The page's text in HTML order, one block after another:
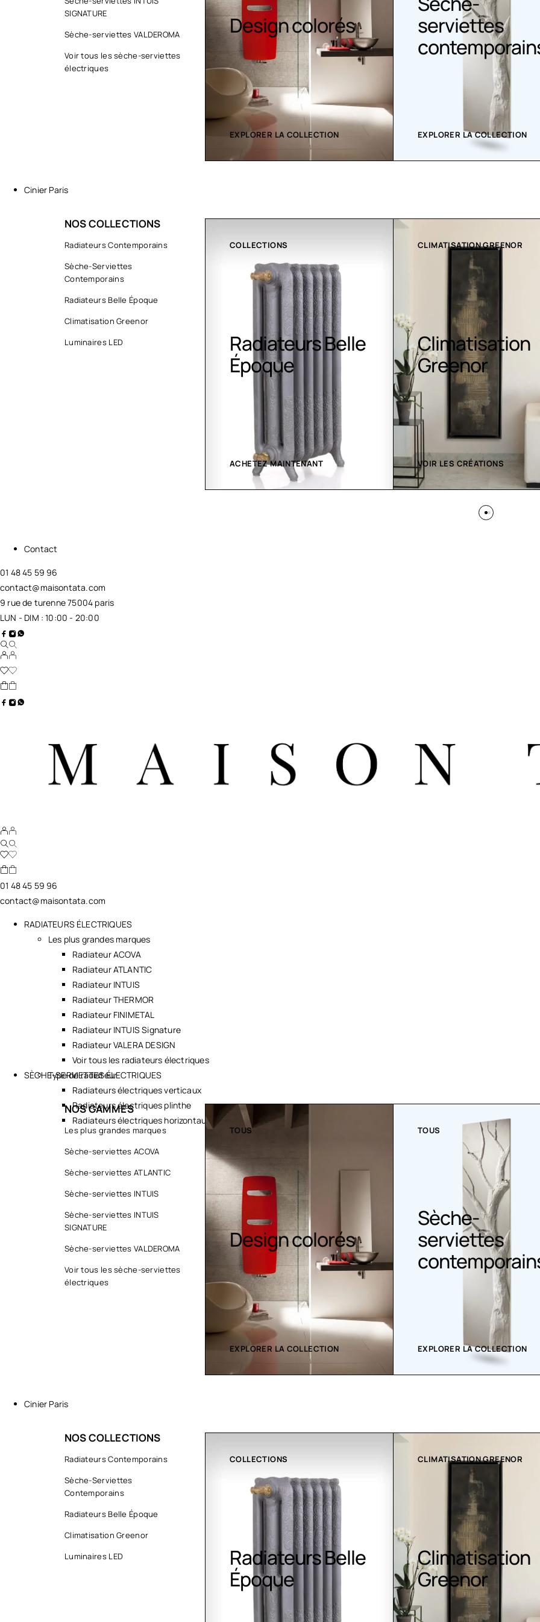
SIGNATURE
Sèche-serviettes VALDEROMA
Voir tous les sèche-serviettes
électriques
Design colorés
serviettes
contemporains
EXPLORER LA COLLECTION
Sèche serviette
EXPLORER LA COLLECTION
Cinier Paris
NOS COLLECTIONS
Radiateurs Contemporains
Sèche-Serviettes
Contemporains
Radiateurs Belle Époque
Climatisation Greenor
Luminaires LED
COLLECTIONS
Radiateurs Belle
CLIMATISATION GREENOR
Climatisation
Greenor
VOIR LES CRÉATIONS
COLLECTION LT
Luminaires LED
VOIR LES CRÉATIONS
Contact
01 48 45 59 96
contact@maisontata.com
9 rue de turenne 75004 paris
LUN - DIM : 10:00 - 20:00
01 48 45 59 96
contact@maisontata.com
RADIATEURS ÉLECTRIQUES
Les plus grandes marques
Radiateur ACOVA
Radiateur ATLANTIC
Radiateur INTUIS
Radiateur THERMOR
Radiateur FINIMETAL
Radiateur INTUIS Signature
Radiateur VALERA DESIGN
Voir tous les radiateurs électriques
Type de radiateur
Radiateurs électriques verticaux
Radiateurs électriques plinthe
Radiateurs électriques horizontaux
SÈCHE-SERVIETTES ÉLECTRIQUES
NOS GAMMES
Les plus grandes marques
Sèche-serviettes ACOVA
Sèche-serviettes ATLANTIC
Sèche-serviettes INTUIS
Sèche-serviettes INTUIS
SIGNATURE
Sèche-serviettes VALDEROMA
Voir tous les sèche-serviettes
électriques
Design colorés
TOUS
Sèche-
serviettes
contemporains
EXPLORER LA COLLECTION
TOUS
Sèche serviette
EXPLORER LA COLLECTION
Cinier Paris
NOS COLLECTIONS
Radiateurs Contemporains
Sèche-Serviettes
Contemporains
Radiateurs Belle Époque
Climatisation Greenor
Luminaires LED
COLLECTIONS
Radiateurs Belle
CLIMATISATION GREENOR
Climatisation
Greenor
COLLECTION LT
Luminaires LED